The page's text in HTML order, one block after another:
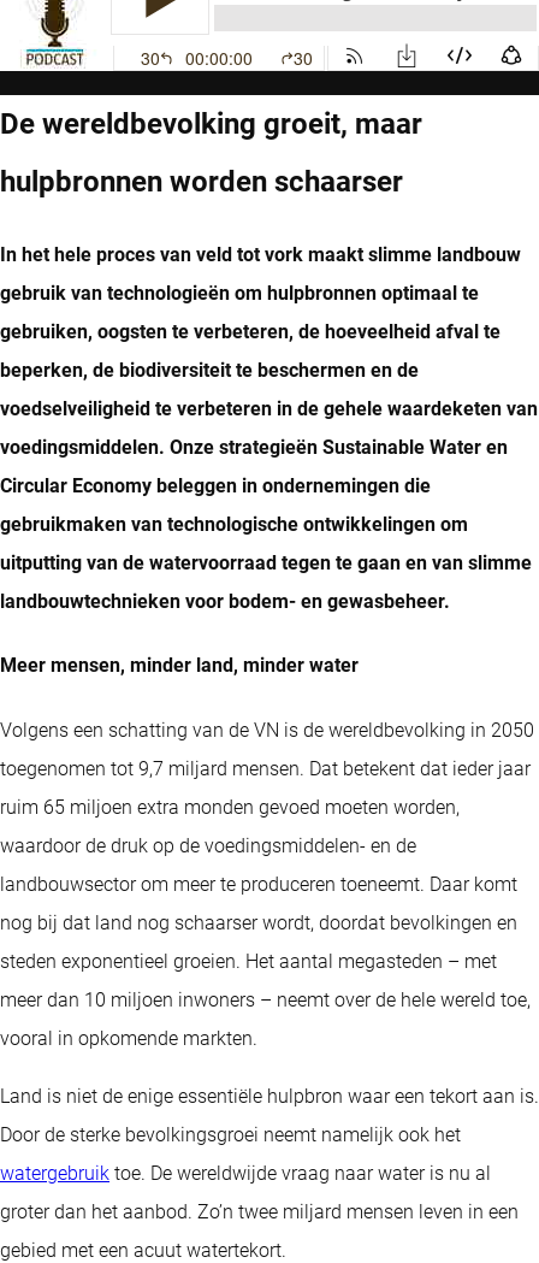
De wereldbevolking groeit, maar
hulpbronnen worden schaarser
In het hele proces van veld tot vork maakt slimme landbouw
gebruik van technologieën om hulpbronnen optimaal te
gebruiken, oogsten te verbeteren, de hoeveelheid afval te
beperken, de biodiversiteit te beschermen en de
voedselveiligheid te verbeteren in de gehele waardeketen van
voedingsmiddelen. Onze strategieën Sustainable Water en
Circular Economy beleggen in ondernemingen die
gebruikmaken van technologische ontwikkelingen om
uitputting van de watervoorraad tegen te gaan en van slimme
landbouwtechnieken voor bodem- en gewasbeheer.
Meer mensen, minder land, minder water
Volgens een schatting van de VN is de wereldbevolking in 2050
toegenomen tot 9,7 miljard mensen. Dat betekent dat ieder jaar
ruim 65 miljoen extra monden gevoed moeten worden,
waardoor de druk op de voedingsmiddelen- en de
landbouwsector om meer te produceren toeneemt. Daar komt
nog bij dat land nog schaarser wordt, doordat bevolkingen en
steden exponentieel groeien. Het aantal megasteden – met
meer dan 10 miljoen inwoners – neemt over de hele wereld toe,
vooral in opkomende markten.
Land is niet de enige essentiële hulpbron waar een tekort aan is.
Door de sterke bevolkingsgroei neemt namelijk ook het
watergebruik toe. De wereldwijde vraag naar water is nu al
groter dan het aanbod. Zo’n twee miljard mensen leven in een
gebied met een acuut watertekort.